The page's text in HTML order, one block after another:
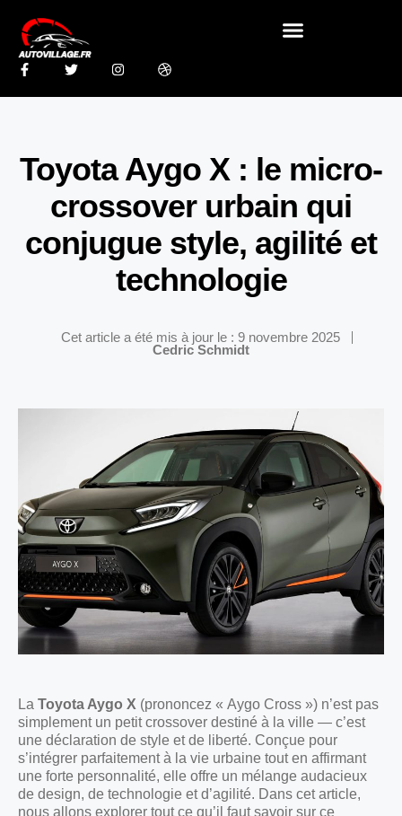
Toyota Aygo X : le micro-
crossover urbain qui
conjugue style, agilité et
technologie
Cet article a été mis à jour le : 9 novembre 2025
Cedric Schmidt
La Toyota Aygo X (prononcez « Aygo Cross ») n’est pas
simplement un petit crossover destiné à la ville — c’est
une déclaration de style et de liberté. Conçue pour
s’intégrer parfaitement à la vie urbaine tout en affirmant
une forte personnalité, elle offre un mélange audacieux
de design, de technologie et d’agilité. Dans cet article,
nous allons explorer tout ce qu’il faut savoir sur ce